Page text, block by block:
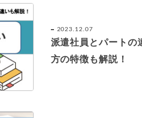
2023.12.07
派遣社員とパートの
方の特徴も解説！